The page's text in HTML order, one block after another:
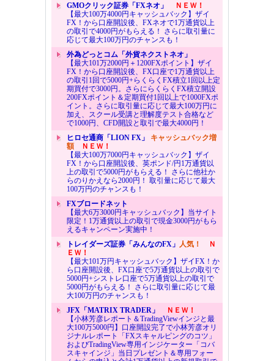
GMOクリック証券「FXネオ」
ＮＥＷ！
【最大100万4000円キャッシュバック】ザイ
FX！から口座開設後、FXネオで1万通貨以上
の取引で4000円がもらえる！ さらに取引量に
応じて最大100万円のチャンスも！
外為どっとコム「外貨ネクストネオ」
【最大101万2000円＋1200FXポイント】ザイ
FX！から口座開設後、FX口座で1万通貨以上
の取引1回で5000円+らくらくFX積立1回以上定
期買付で3000円。さらにらくらくFX積立開設
200FXポイント＆定期買付1回以上で1000FXポ
イント。さらに取引量に応じて最大100万円に
加え、スクール受講と理解度テスト合格など
で1000円、CFD開設と取引で最大4000円！
ヒロセ通商「LION FX」 キャッシュバック増
額ＮＥＷ！
【最大100万7000円キャッシュバック】ザイ
FX！から口座開設後、英ポンド/円1万通貨以
上の取引で5000円がもらえる！ さらに他社か
らのりかえなら2000円！ 取引量に応じて最大
100万円のチャンスも！
FXブロードネット
【最大6万3000円キャッシュバック】当サイト
限定！1万通貨以上の取引で現金3000円がもら
えるキャンペーン実施中！
トレイダーズ証券「みんなのFX」 人気！
Ｎ
ＥＷ！
【最大101万円キャッシュバック】ザイFX！か
ら口座開設後、FX口座で5万通貨以上の取引で
5000円+シストレ口座で5万通貨以上の取引で
5000円がもらえる！ さらに取引量に応じて最
大100万円のチャンスも！
JFX「MATRIX TRADER」
ＮＥＷ！
【小林芳彦レポート＆TradingViewインジと最
大100万5000円】口座開設完了で小林芳彦オリ
ジナルレポート「FXスキャルピングのコツ」
およびTradingView専用インジケーター「コバ
スキャインジ」当日プレゼント＆専用フォー